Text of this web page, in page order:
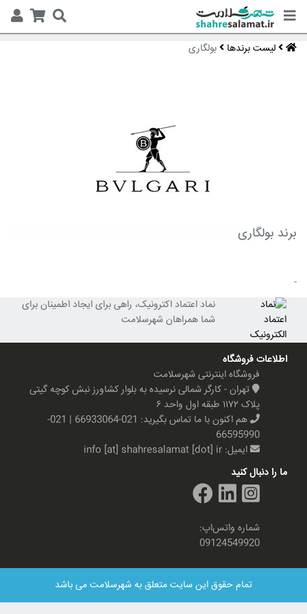
لیست برندها بولگاری
برند بولگاری
-
نماد اعتماد اکترونیک، راهی برای ایجاد اطمینان برای
شما همراهان شهرسلامت
اطلاعات فروشگاه
فروشگاه اینترنتی شهرسلامت
تهران - کارگر شمالی نرسیده به بلوار کشاورز نبش کوچه گیتی
پلاک ۱۱۷۲ طبقه اول واحد ۶
هم اکنون با ما تماس بگیرید:
021-66933064 | 021-
66595990
ایمیل: info [at] shahresalamat [dot] ir
ما را دنبال کنید
شماره واتس‌اپ:
09124549920
تمام حقوق این سایت متعلق به شهرسلامت می باشد